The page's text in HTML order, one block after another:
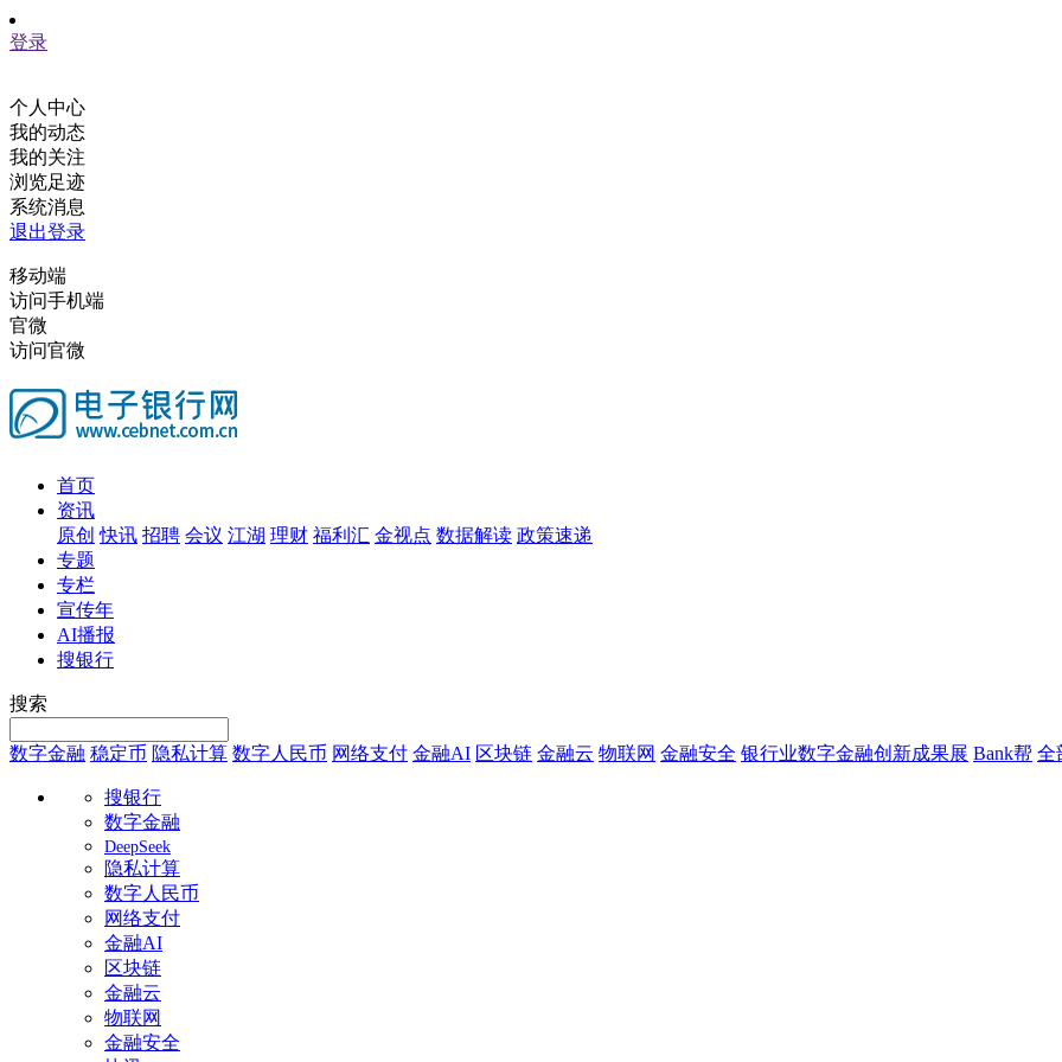
登录
个人中心
我的动态
我的关注
浏览足迹
系统消息
退出登录
移动端
访问手机端
官微
访问官微
首页
资讯
原创 快讯 招聘 会议 江湖 理财 福利汇 金视点 数据解读 政策速递
专题
专栏
宣传年
AI播报
搜银行
搜索
数字金融 稳定币 隐私计算 数字人民币 网络支付 金融AI 区块链 金融云 物联网 金融安全 银行业数字金融创新成果展 Bank帮 全
搜银行
数字金融
DeepSeek
隐私计算
数字人民币
网络支付
金融AI
区块链
金融云
物联网
金融安全